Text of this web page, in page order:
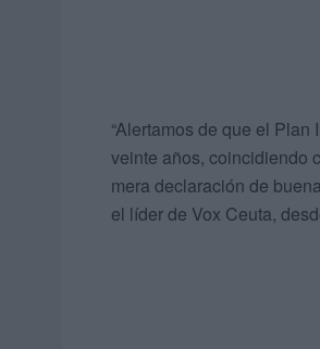
“Alertamos de que el
veinte años, coincidiendo
mera declaración de
el líder de Vox Ceuta,